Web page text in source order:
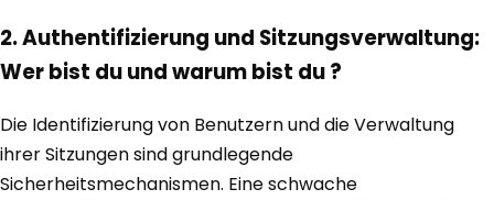
2. Authentifizierung und Sitzungsverwaltung:
Wer bist du und warum bist du ?
Die Identifizierung von Benutzern und die Verwaltung
ihrer Sitzungen sind grundlegende
Sicherheitsmechanismen. Eine schwache